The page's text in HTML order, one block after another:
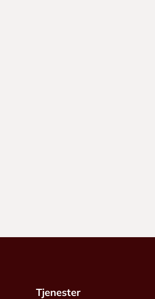
Tjenester